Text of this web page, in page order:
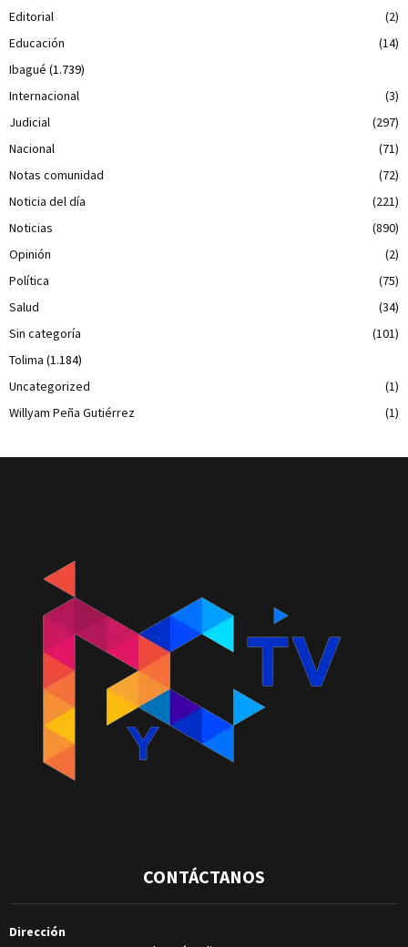
Editorial
(2)
Educación
(14)
Ibagué (1.739)
Internacional
(3)
Judicial
(297)
Nacional
(71)
Notas comunidad
(72)
Noticia del día
(221)
Noticias
(890)
Opinión
(2)
Política
(75)
Salud
(34)
Sin categoría
(101)
Tolima (1.184)
Uncategorized
(1)
Willyam Peña Gutiérrez
(1)
CONTÁCTANOS
Dirección